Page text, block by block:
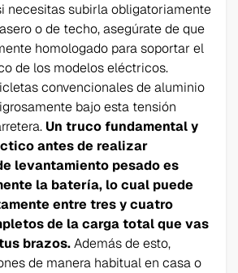
necesitas subirla obligatoriamente
o de techo, asegúrate de que
homologado para soportar el
de los modelos eléctricos.
convencionales de aluminio
bajo esta tensión
Un truco fundamental y
antes de realizar
levantamiento pesado es
la batería, lo cual puede
entre tres y cuatro
de la carga total que vas
brazos.Además de esto,
de manera habitual en casa o